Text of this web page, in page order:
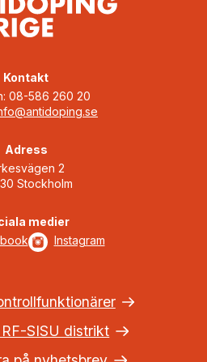
Kontakt
08-586 260 20
Adress
2
Stockholm
medier
Instagram
RF-SISU distrikt